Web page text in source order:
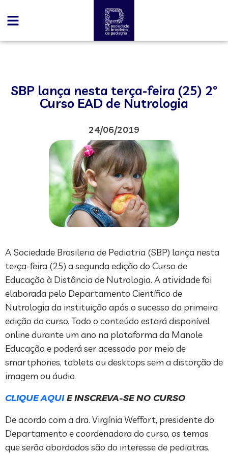
SBP lança nesta terça-feira (25) 2º
Curso EAD de Nutrologia
24/06/2019
A Sociedade Brasileria de Pediatria (SBP) lança nesta
terça-feira (25) a segunda edição do Curso de
Educação à Distância de Nutrologia. A atividade foi
elaborada pelo Departamento Científico de
Nutrologia da instituição após o sucesso da primeira
edição do curso. Todo o conteúdo estará disponível
online durante um ano na plataforma da Manole
Educação e poderá ser acessado por meio de
smartphones, tablets ou desktops sem a distorção de
imagem ou áudio.
CLIQUE AQUIE INSCREVA-SE NO CURSO
De acordo com a dra. Virgínia Weffort, presidente do
Departamento e coordenadora do curso, os temas
que serão abordados são do interesse de pediatras,